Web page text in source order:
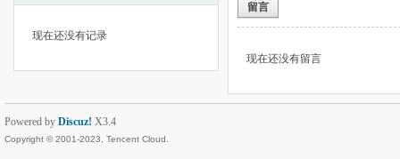
现在还没有记录
留言
现在还没有留言
Powered by Discuz! X3.4
Copyright © 2001-2023, Tencent Cloud.